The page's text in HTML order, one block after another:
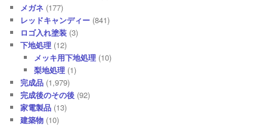
メガネ (177)
レッドキャンディー (841)
ロゴ入れ塗装 (3)
下地処理 (12)
メッキ用下地処理(10)
梨地処理(1)
完成品 (1,979)
完成後のその後 (92)
家電製品 (13)
建築物 (10)